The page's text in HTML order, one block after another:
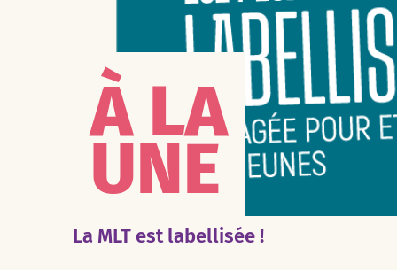
À LA
UNE
La MLT est labellisée !